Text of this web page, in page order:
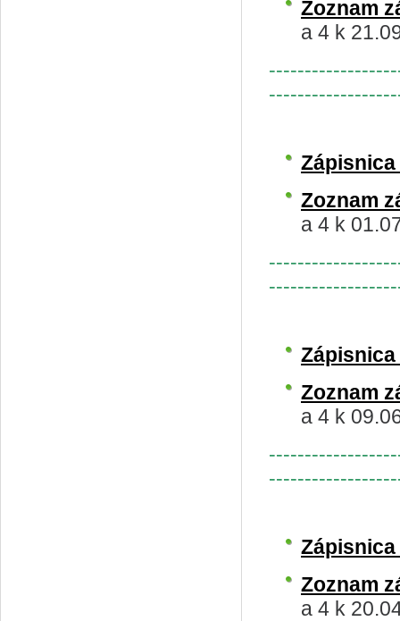
Zoznam
a 4 k
Zápisnica
Zoznam
a 4 k
Zápisnica
Zoznam
a 4 k
Zápisnica
Zoznam
a 4 k